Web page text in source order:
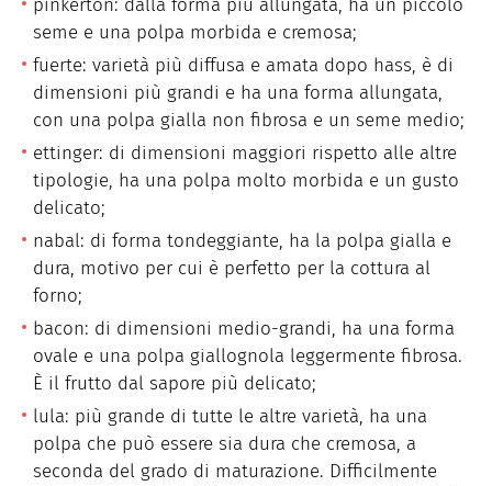
pinkerton: dalla forma più allungata, ha un piccolo
seme e una polpa morbida e cremosa;
fuerte: varietà più diffusa e amata dopo hass, è di
dimensioni più grandi e ha una forma allungata,
con una polpa gialla non fibrosa e un seme medio;
ettinger: di dimensioni maggiori rispetto alle altre
tipologie, ha una polpa molto morbida e un gusto
delicato;
nabal: di forma tondeggiante, ha la polpa gialla e
dura, motivo per cui è perfetto per la cottura al
forno;
bacon: di dimensioni medio-grandi, ha una forma
ovale e una polpa giallognola leggermente fibrosa.
È il frutto dal sapore più delicato;
lula: più grande di tutte le altre varietà, ha una
polpa che può essere sia dura che cremosa, a
seconda del grado di maturazione. Difficilmente